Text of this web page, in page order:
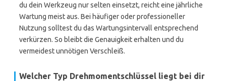
du dein Werkzeug nur selten einsetzt, reicht eine jährliche
Wartung meist aus. Bei häufiger oder professioneller
Nutzung solltest du das Wartungsintervall entsprechend
verkürzen. So bleibt die Genauigkeit erhalten und du
vermeidest unnötigen Verschleiß.
Welcher Typ Drehmomentschlüssel liegt bei dir